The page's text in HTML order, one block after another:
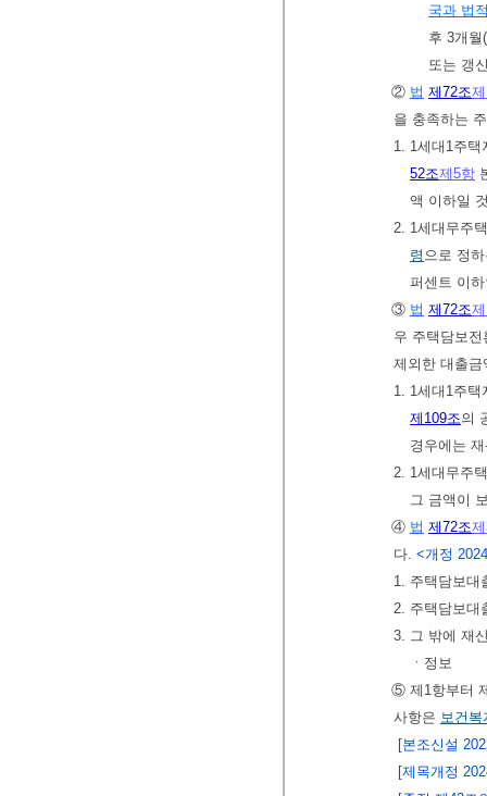
국과 법
후 3개
또는 갱
② 법 제72조
을 충족하는
1. 1세대1주
52조제5항
액 이하일
2. 1세대무주
령 으로 정
퍼센트 이
③ 법 제72조
우 주택담보
제외한 대출
1. 1세대1주
제109조의
경우에는
2. 1세대무주
그 금액이
④ 법 제72조
다. <개정
1. 주택담보대
2. 주택담보대
3. 그 밖에 재
ㆍ정보
⑤ 제1항부터
사항은 보건
[본조신설
[제목개정